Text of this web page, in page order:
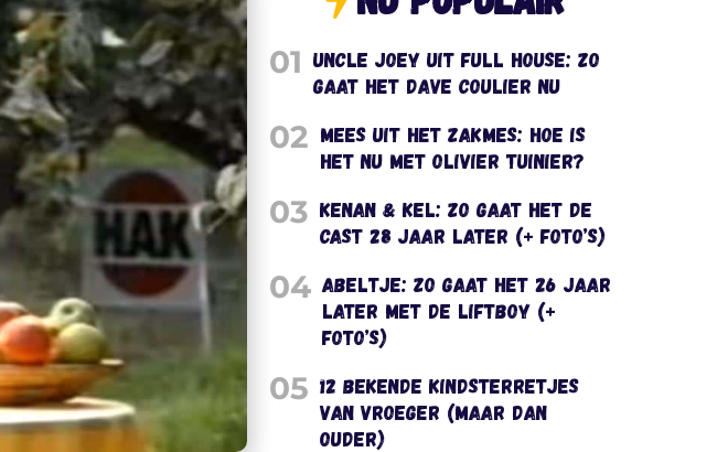
01 Uncle Joey uit Full House: zo
gaat het Dave Coulier nu
02 Mees uit het Zakmes: hoe is
het nu met Olivier Tuinier?
03 Kenan & Kel: zo gaat het de
cast 28 jaar later (+ foto’s)
04 Abeltje: zo gaat het 26 jaar
later met de liftboy (+
foto’s)
05 12 bekende kindsterretjes
van vroeger (maar dan
ouder)